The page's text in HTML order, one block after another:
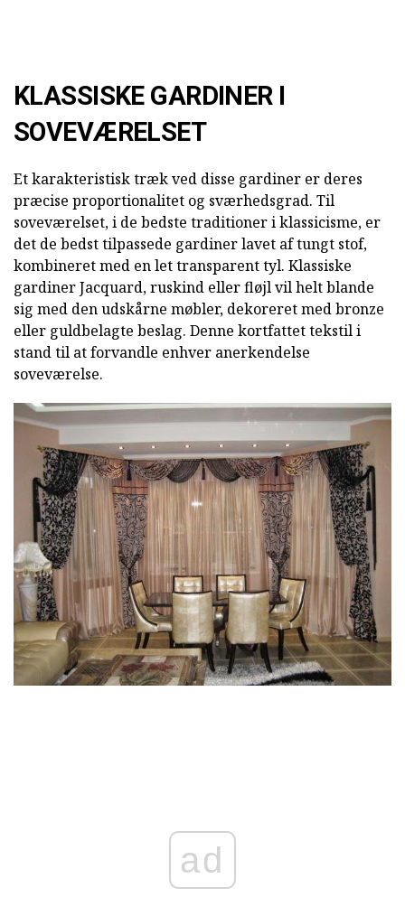
KLASSISKE GARDINER I
SOVEVÆRELSET
Et karakteristisk træk ved disse gardiner er deres
præcise proportionalitet og sværhedsgrad. Til
soveværelset, i de bedste traditioner i klassicisme, er
det de bedst tilpassede gardiner lavet af tungt stof,
kombineret med en let transparent tyl. Klassiske
gardiner Jacquard, ruskind eller fløjl vil helt blande
sig med den udskårne møbler, dekoreret med bronze
eller guldbelagte beslag. Denne kortfattet tekstil i
stand til at forvandle enhver anerkendelse
soveværelse.
ad